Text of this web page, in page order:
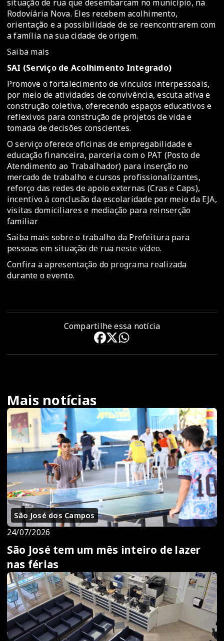
situação de rua que desembarcam no município, na
Rodoviária Nova. Eles recebem acolhimento,
orientação e a possibilidade de se reencontrarem com
a família na sua cidade de origem.
Saiba mais
SAI (Serviço de Acolhimento Integrado)
Promove o fortalecimento de vínculos interpessoais,
por meio de atividades de convivência, escuta ativa e
construção coletiva, oferecendo espaços educativos e
reflexivos para construção de projetos de vida e
tomada de decisões conscientes.
O serviço oferece oficinas de empregabilidade e
educação financeira, parceria com o PAT (Posto de
Atendimento ao Trabalhador) para inserção no
mercado de trabalho e cursos profissionalizantes,
reforço das redes de apoio externas (Cras e Caps),
incentivo à conclusão da escolaridade por meio da EJA,
visitas domiciliares e mediação para reinserção
familiar
Saiba mais sobre o trabalho da Prefeitura para
pessoas em situação de rua neste vídeo.
Confira a apresentação do programa realizada
durante o evento.
Compartilhe essa notícia
Mais notícias
São José dos Campos
24/07/2026
São José tem um mês inteiro de lazer
nas férias